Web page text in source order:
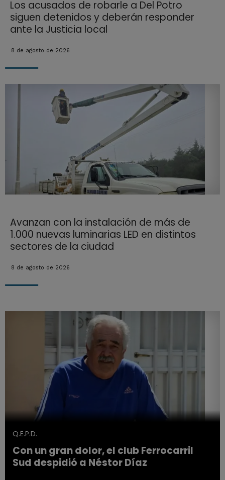
Los acusados de robarle a Del Potro
siguen detenidos y deberán responder
ante la Justicia local
8 de agosto de 2026
Avanzan con la instalación de más de
1.000 nuevas luminarias LED en distintos
sectores de la ciudad
8 de agosto de 2026
Q.E.P.D.
Con un gran dolor, el club Ferrocarril
Sud despidió a Néstor Díaz